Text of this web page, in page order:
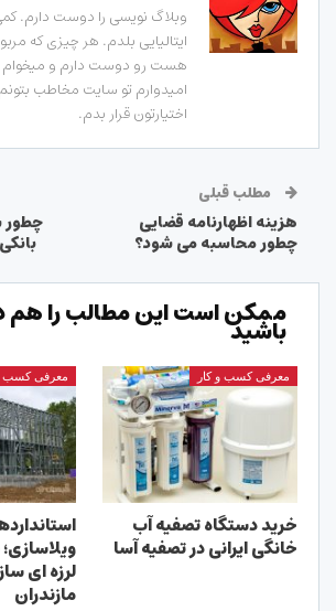
وبلاگ نویسی را دوست دارم.
ایتالیایی بلدم. هر چیزی که
هست رو دوست دارم و
امیدوارم تو سایت مخاطب
اختیارتون قرار بدم.
مطلب قبلی
هزینه اظهارنامه قضایی
چطور محاسبه می شود؟
چطور
ممکن است این مطالب را هم
باشید
معرفی کسب و کار
خرید دستگاه تصفیه آب
خانگی ایرانی در تصفیه آسا
معرفی کسب
لرزه ای
مازندران